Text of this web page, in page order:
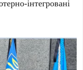
інтегровані